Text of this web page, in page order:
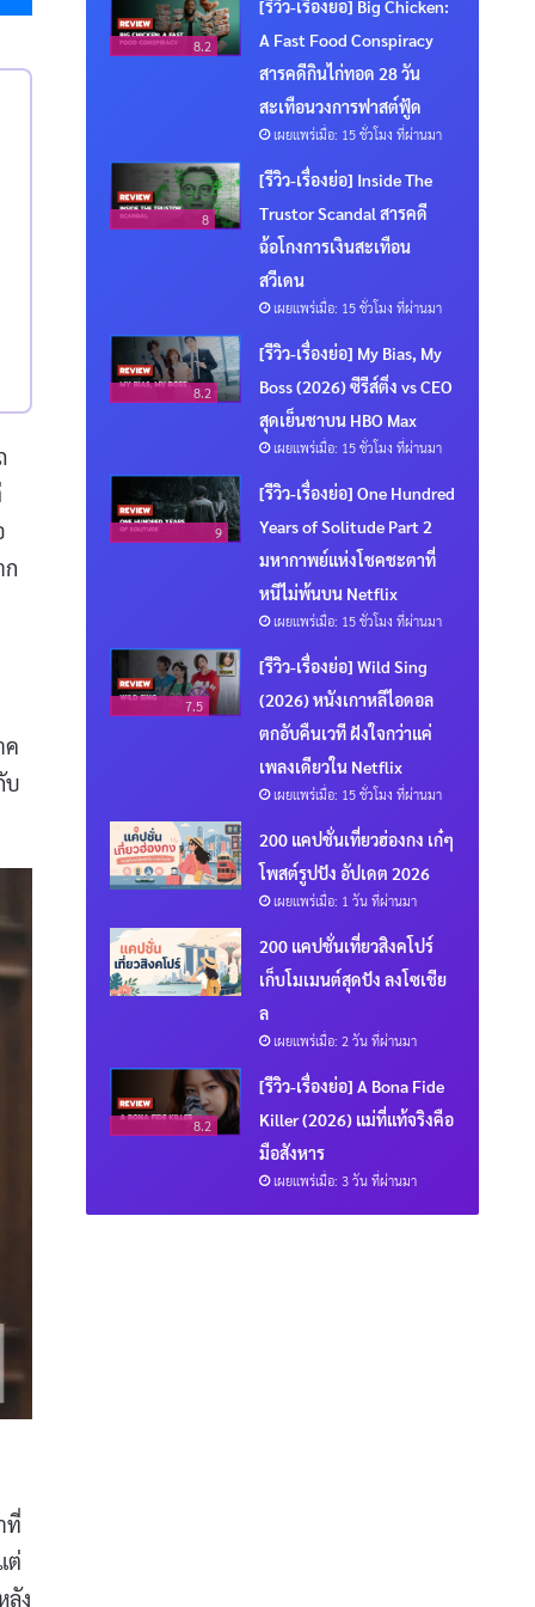
ก
ค
บ
ที่
ต่
ลัง
8.2
[รีวิว-เรื่องย่อ] Big Chicken:
A Fast Food Conspiracy
สารคดีกินไก่ทอด 28 วัน
สะเทือนวงการฟาสต์ฟู้ด
เผยแพร่เมื่อ: 15 ชั่วโมง ที่ผ่านมา
8
[รีวิว-เรื่องย่อ] Inside The
Trustor Scandal สารคดี
ฉ้อโกงการเงินสะเทือน
สวีเดน
เผยแพร่เมื่อ: 15 ชั่วโมง ที่ผ่านมา
8.2
[รีวิว-เรื่องย่อ] My Bias, My
Boss (2026) ซีรีส์ติ่ง vs CEO
สุดเย็นชาบน HBO Max
เผยแพร่เมื่อ: 15 ชั่วโมง ที่ผ่านมา
9
[รีวิว-เรื่องย่อ] One Hundred
Years of Solitude Part 2
มหากาพย์แห่งโชคชะตาที่
หนีไม่พ้นบน Netflix
เผยแพร่เมื่อ: 15 ชั่วโมง ที่ผ่านมา
7.5
[รีวิว-เรื่องย่อ] Wild Sing
(2026) หนังเกาหลีไอดอล
ตกอับคืนเวที ฝังใจกว่าแค่
เพลงเดียวใน Netflix
เผยแพร่เมื่อ: 15 ชั่วโมง ที่ผ่านมา
200 แคปชั่นเที่ยวฮ่องกง เก๋ๆ
โพสต์รูปปัง อัปเดต 2026
เผยแพร่เมื่อ: 1 วัน ที่ผ่านมา
200 แคปชั่นเที่ยวสิงคโปร์
เก็บโมเมนต์สุดปัง ลงโซเชีย
ล
เผยแพร่เมื่อ: 2 วัน ที่ผ่านมา
8.2
[รีวิว-เรื่องย่อ] A Bona Fide
Killer (2026) แม่ที่แท้จริงคือ
มือสังหาร
เผยแพร่เมื่อ: 3 วัน ที่ผ่านมา